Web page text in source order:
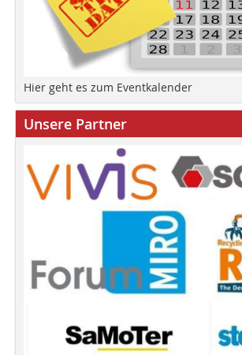
Hier geht es zum Eventkalender
Unsere Partner